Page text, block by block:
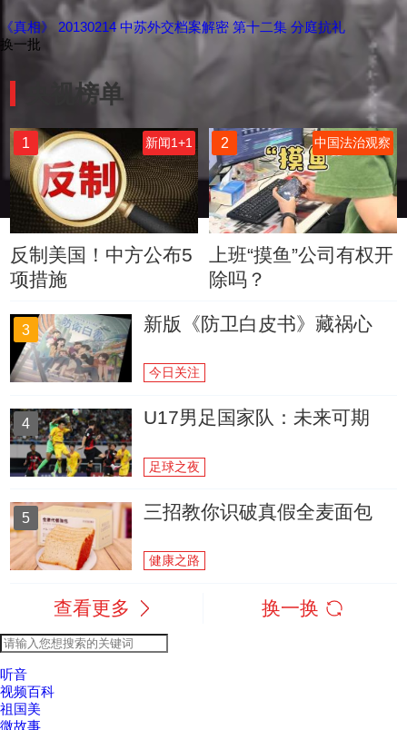
《真相》 20130214 中苏外交档案解密 第十二集 分庭抗礼
换一批
央视榜单
1 新闻1+1
反制美国！中方公布5
项措施
2 中国法治观察
上班“摸鱼”公司有权开
除吗？
3 新版《防卫白皮书》藏祸心
今日关注
4 U17男足国家队：未来可期
足球之夜
5 三招教你识破真假全麦面包
健康之路
查看更多 换一换
听音
视频百科
祖国美
微故事